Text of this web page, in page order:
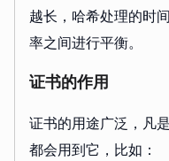
越长，哈希处理的时
率之间进行平衡。
证书的作用
证书的用途广泛，凡
都会用到它，比如：